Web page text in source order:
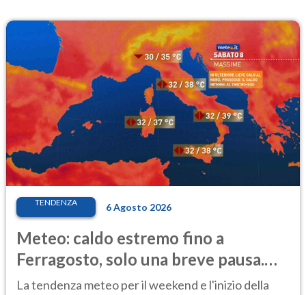
TENDENZA 6 Agosto 2026
Meteo: caldo estremo fino a
Ferragosto, solo una breve pausa.
Ecco dove
La tendenza meteo per il weekend e l'inizio della